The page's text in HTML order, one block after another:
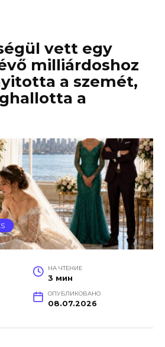
vett egy
milliárdoshoz
a szemét,
a
НА ЧТЕНИЕ
3 мин
ОПУБЛИКОВАНО
08.07.2026